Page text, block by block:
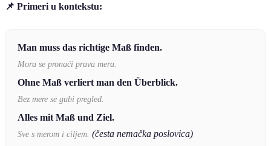
📌 Primeri u kontekstu:
Man muss das richtige Maß finden.
Mora se pronaći prava mera.
Ohne Maß verliert man den Überblick.
Bez mere se gubi pregled.
Alles mit Maß und Ziel.
Sve s merom i ciljem. (česta nemačka poslovica)